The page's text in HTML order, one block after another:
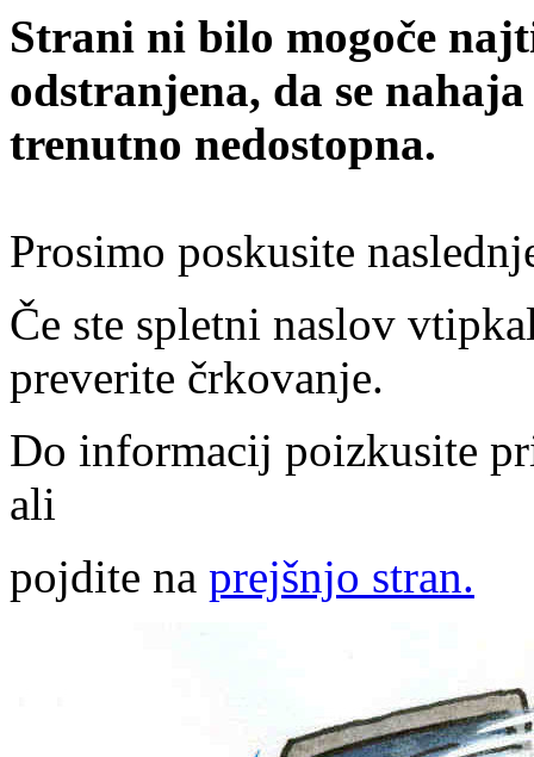
Strani ni bilo mogoče
odstranjena, da se
trenutno nedostopna.
Prosimo poskusite
Če ste spletni naslov
preverite črkovanje.
Do informacij poizkusite
ali
pojdite na prejšnjo stran.